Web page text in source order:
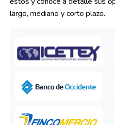
largo, mediano y corto plazo.